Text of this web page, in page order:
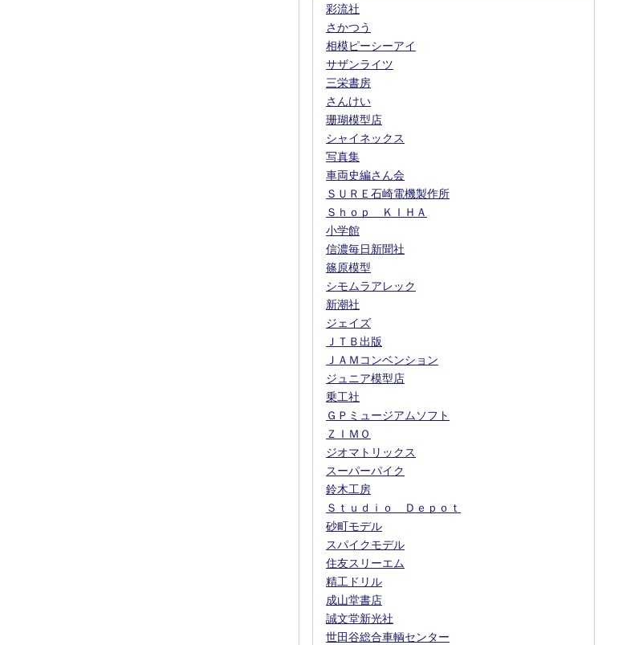
彩流社
さかつう
相模ピーシーアイ
サザンライツ
三栄書房
さんけい
珊瑚模型店
シャイネックス
写真集
車両史編さん会
ＳＵＲＥ石崎電機製作所
Ｓｈｏｐ ＫＩＨＡ
小学館
信濃毎日新聞社
篠原模型
シモムラアレック
新潮社
ジェイズ
ＪＴＢ出版
ＪＡＭコンベンション
ジュニア模型店
乗工社
ＧＰミュージアムソフト
ＺＩＭＯ
ジオマトリックス
スーパーパイク
鈴木工房
Ｓｔｕｄｉｏ Ｄｅｐｏｔ
砂町モデル
スパイクモデル
住友スリーエム
精工ドリル
成山堂書店
誠文堂新光社
世田谷総合車輌センター